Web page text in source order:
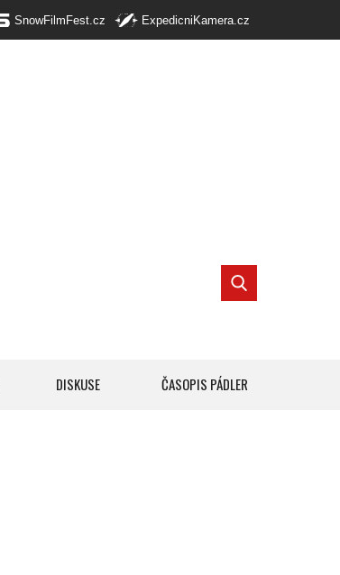
SnowFilmFest.cz ExpedicniKamera.cz
DISKUSE ČASOPIS PÁDLER